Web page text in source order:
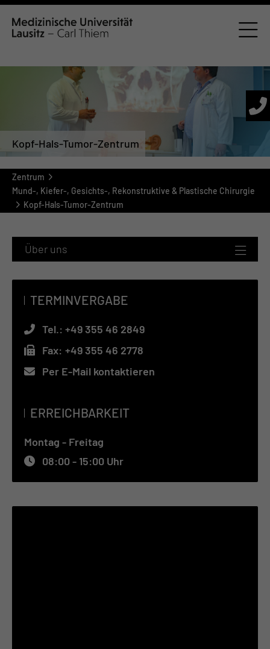
Kopf-Hals-Tumor-Zentrum
Zentrum
Mund-, Kiefer-, Gesichts-, Rekonstruktive & Plastische Chirurgie
Kopf-Hals-Tumor-Zentrum
TERMINVERGABE
Tel.: +49 355 46 2849
Fax: +49 355 46 2778
Per E-Mail kontaktieren
ERREICHBARKEIT
Montag - Freitag
08:00 - 15:00 Uhr